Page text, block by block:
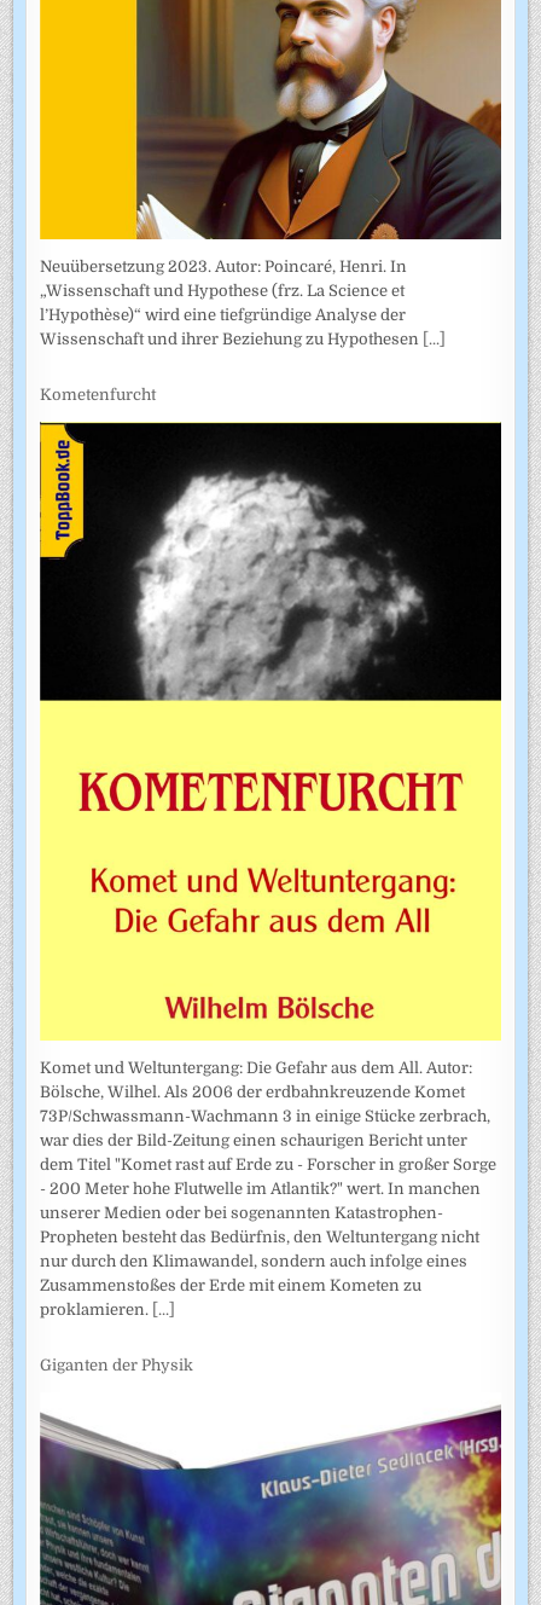
Neuübersetzung 2023. Autor: Poincaré, Henri. In
„Wissenschaft und Hypothese (frz. La Science et
l’Hypothèse)“ wird eine tiefgründige Analyse der
Wissenschaft und ihrer Beziehung zu Hypothesen [...]
Kometenfurcht
Komet und Weltuntergang: Die Gefahr aus dem All. Autor:
Bölsche, Wilhel. Als 2006 der erdbahnkreuzende Komet
73P/Schwassmann-Wachmann 3 in einige Stücke zerbrach,
war dies der Bild-Zeitung einen schaurigen Bericht unter
dem Titel "Komet rast auf Erde zu - Forscher in großer Sorge
- 200 Meter hohe Flutwelle im Atlantik?" wert. In manchen
unserer Medien oder bei sogenannten Katastrophen-
Propheten besteht das Bedürfnis, den Weltuntergang nicht
nur durch den Klimawandel, sondern auch infolge eines
Zusammenstoßes der Erde mit einem Kometen zu
proklamieren. [...]
Giganten der Physik